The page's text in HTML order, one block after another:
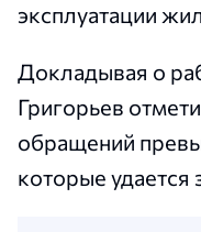
эксплуатации
Докладывая о
Григорьев
обращений
которые удается